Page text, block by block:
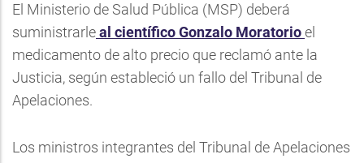
El Ministerio de Salud Pública (MSP) deberá
suministrarleal científico Gonzalo Moratorioel
medicamento de alto precio que reclamó ante la
Justicia, según estableció un fallo del Tribunal de
Apelaciones.
Los ministros integrantes del Tribunal de Apelaciones